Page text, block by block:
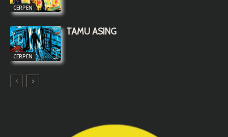
CERPEN
CERPEN
TAMU ASING